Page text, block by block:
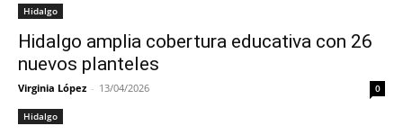
Hidalgo
Hidalgo amplia cobertura educativa con 26
nuevos planteles
Virginia López - 13/04/2026 0
Hidalgo